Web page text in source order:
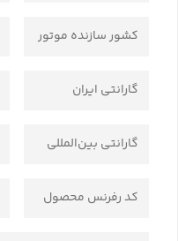
کشور سازنده موتور
گارانتی ایران
گارانتی بین‌المللی
کد رفرنس محصول